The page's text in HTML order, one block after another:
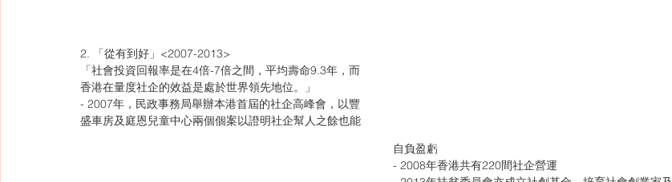
2. 「從有到好」<2007-2013>
「社會投資回報率是在4倍-7倍之間，平均壽命9.3年，而
香港在量度社企的效益是處於世界領先地位。」
- 2007年，民政事務局舉辦本港首屆的社企高峰會，以豐
盛車房及庭恩兒童中心兩個個案以證明社企幫人之餘也能
自負盈虧
- 2008年香港共有220間社企營運